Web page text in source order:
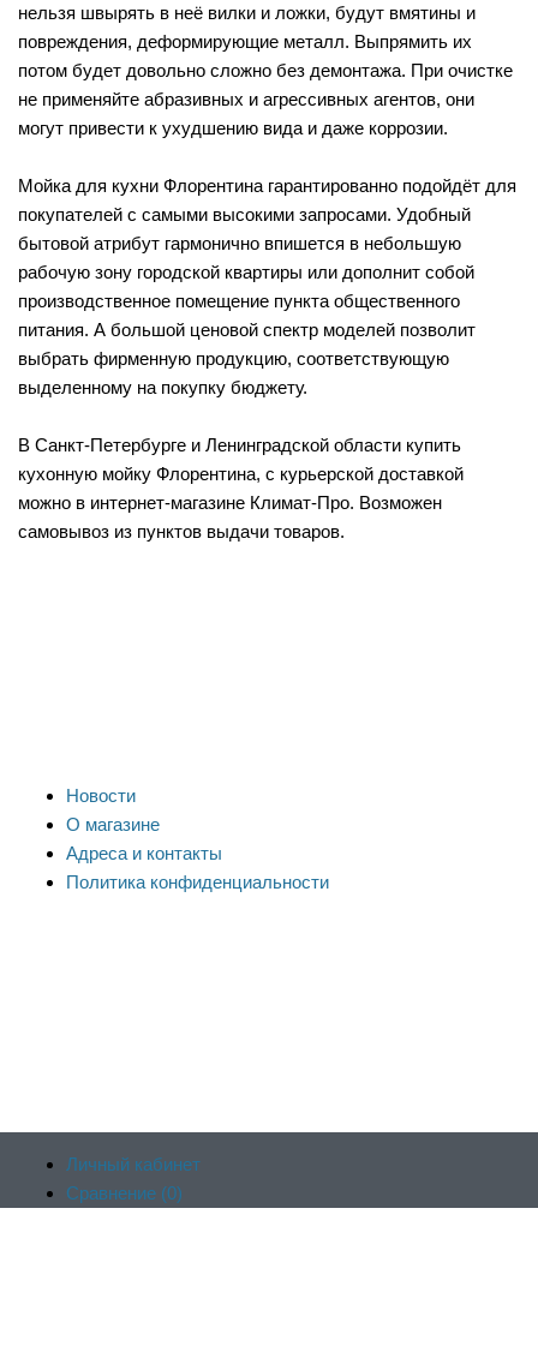
нельзя швырять в неё вилки и ложки, будут вмятины и
повреждения, деформирующие металл. Выпрямить их
потом будет довольно сложно без демонтажа. При очистке
не применяйте абразивных и агрессивных агентов, они
могут привести к ухудшению вида и даже коррозии.
Мойка для кухни Флорентина гарантированно подойдёт для
покупателей с самыми высокими запросами. Удобный
бытовой атрибут гармонично впишется в небольшую
рабочую зону городской квартиры или дополнит собой
производственное помещение пункта общественного
питания. А большой ценовой спектр моделей позволит
выбрать фирменную продукцию, соответствующую
выделенному на покупку бюджету.
В Санкт-Петербурге и Ленинградской области купить
кухонную мойку Флорентина, с курьерской доставкой
можно в интернет-магазине Климат-Про. Возможен
самовывоз из пунктов выдачи товаров.
Новости
О магазине
Адреса и контакты
Политика конфиденциальности
Личный кабинет
Сравнение (0)